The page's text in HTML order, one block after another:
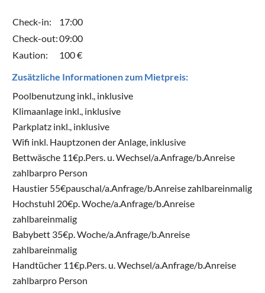
Check-in:
17:00
Check-out:09:00
Kaution:
100 €
Zusätzliche Informationen zum Mietpreis:
Poolbenutzung inkl., inklusive
Klimaanlage inkl., inklusive
Parkplatz inkl., inklusive
Wifi inkl. Hauptzonen der Anlage, inklusive
Bettwäsche 11€p.Pers. u. Wechsel/a.Anfrage/b.Anreise
zahlbarpro Person
Haustier 55€pauschal/a.Anfrage/b.Anreise zahlbareinmalig
Hochstuhl 20€p. Woche/a.Anfrage/b.Anreise
zahlbareinmalig
Babybett 35€p. Woche/a.Anfrage/b.Anreise
zahlbareinmalig
Handtücher 11€p.Pers. u. Wechsel/a.Anfrage/b.Anreise
zahlbarpro Person